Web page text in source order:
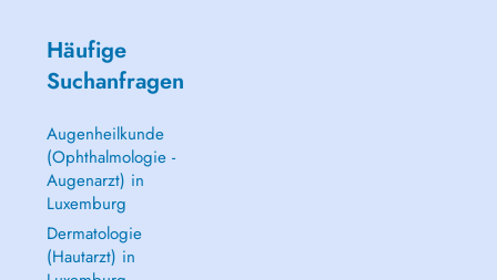
Häufige
Suchanfragen
Augenheilkunde
(Ophthalmologie -
Augenarzt) in
Luxemburg
Dermatologie
(Hautarzt) in